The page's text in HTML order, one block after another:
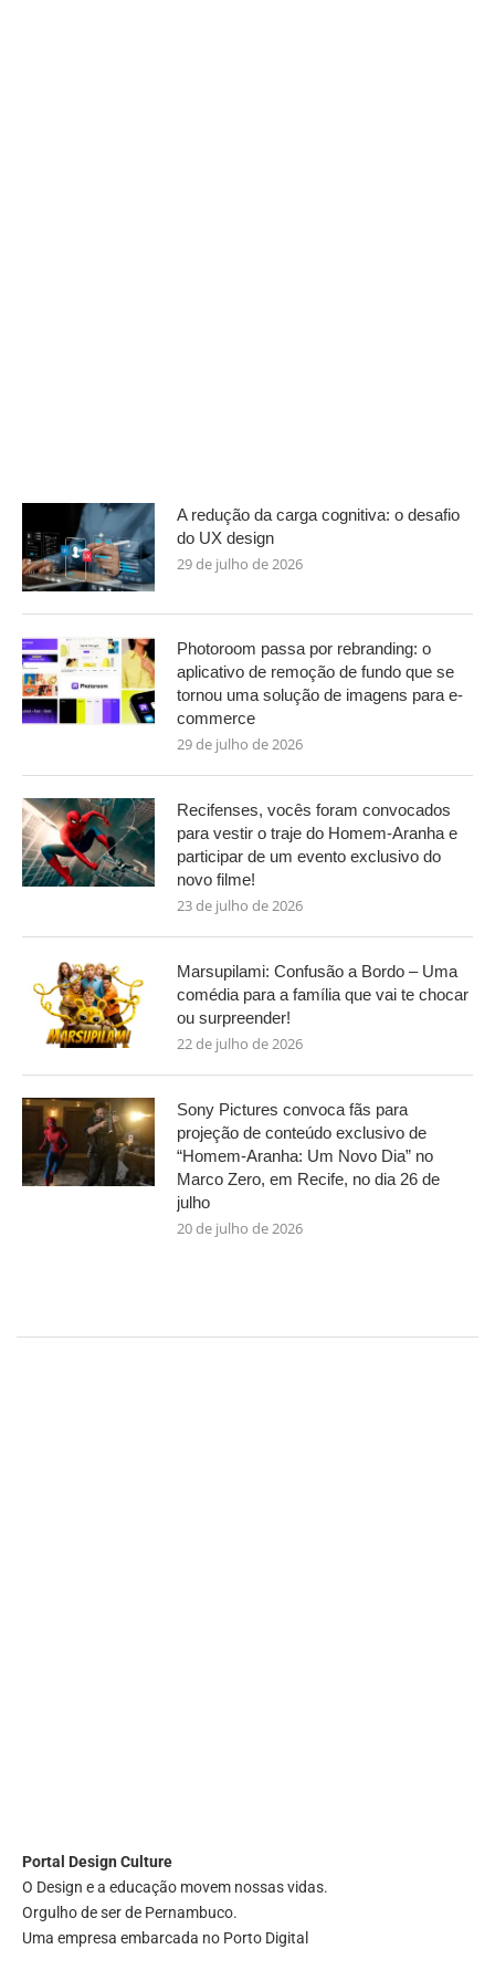
A redução da carga cognitiva: o desafio
do UX design
29 de julho de 2026
Photoroom passa por rebranding: o
aplicativo de remoção de fundo que se
tornou uma solução de imagens para e-
commerce
29 de julho de 2026
Recifenses, vocês foram convocados
para vestir o traje do Homem-Aranha e
participar de um evento exclusivo do
novo filme!
23 de julho de 2026
Marsupilami: Confusão a Bordo – Uma
comédia para a família que vai te chocar
ou surpreender!
22 de julho de 2026
Sony Pictures convoca fãs para
projeção de conteúdo exclusivo de
“Homem-Aranha: Um Novo Dia” no
Marco Zero, em Recife, no dia 26 de
julho
20 de julho de 2026
Portal Design Culture
O Design e a educação movem nossas vidas.
Orgulho de ser de Pernambuco.
Uma empresa embarcada no Porto Digital